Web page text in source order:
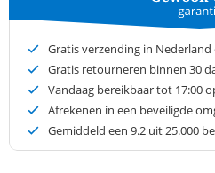
Gratis verzending in Nederland
Gratis retourneren binnen 30
Vandaag bereikbaar tot 17:00
Afrekenen in een beveiligde
Gemiddeld een 9.2 uit 25.000